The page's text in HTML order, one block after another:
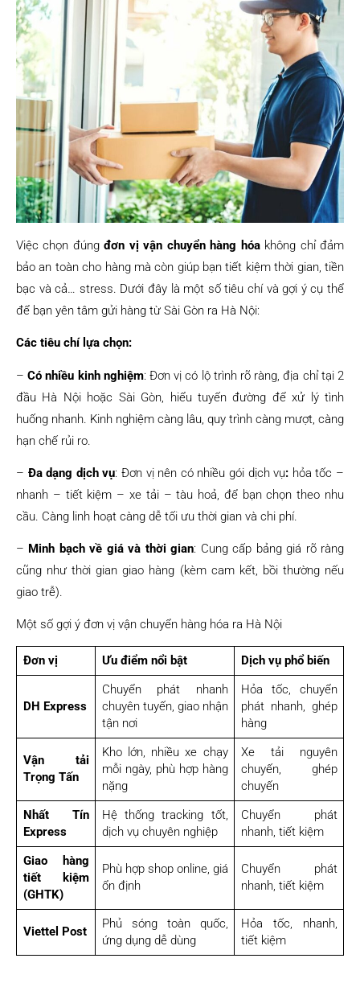
Việc chọn đúngđơn vị vận chuyển hàng hóakhông chỉ đảm
bảo an toàn cho hàng mà còn giúp bạn tiết kiệm thời gian, tiền
bạc và cả… stress. Dưới đây là một số tiêu chí và gợi ý cụ thể
để bạn yên tâm gửi hàng từ Sài Gòn ra Hà Nội:
Các tiêu chí lựa chọn:
–Có nhiều kinh nghiệm: Đơn vị có lộ trình rõ ràng, địa chỉ tại 2
đầu Hà Nội hoặc Sài Gòn, hiểu tuyến đường để xử lý tình
huống nhanh. Kinh nghiệm càng lâu, quy trình càng mượt, càng
hạn chế rủi ro.
– Đa dạng dịch vụ: Đơn vị nên có nhiều gói dịch vụ: hỏa tốc –
nhanh – tiết kiệm – xe tải – tàu hoả, để bạn chọn theo nhu
cầu. Càng linh hoạt càng dễ tối ưu thời gian và chi phí.
– Minh bạch về giá và thời gian: Cung cấp bảng giá rõ ràng
cũng như thời gian giao hàng (kèm cam kết, bồi thường nếu
giao trễ).
Một số gợi ý đơn vị vận chuyển hàng hóa ra Hà Nội
Đơn vị Ưu điểm nổi bật Dịch vụ phổ biến
DH Express
Chuyển phát nhanh
chuyên tuyến, giao nhận
tận nơi
Hỏa tốc, chuyển
phát nhanh, ghép
hàng
Vận tải
Trọng Tấn
Kho lớn, nhiều xe chạy
mỗi ngày, phù hợp hàng
nặng
Xe tải nguyên
chuyến, ghép
chuyến
Nhất Tín
Express
Hệ thống tracking tốt,
dịch vụ chuyên nghiệp
Chuyển phát
nhanh, tiết kiệm
Giao hàng
tiết kiệm
(GHTK)
Phù hợp shop online, giá
ổn định
Chuyển phát
nhanh, tiết kiệm
Viettel Post
Phủ sóng toàn quốc,
ứng dụng dễ dùng
Hỏa tốc, nhanh,
tiết kiệm